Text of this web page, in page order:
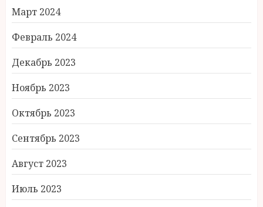
Март 2024
Февраль 2024
Декабрь 2023
Ноябрь 2023
Октябрь 2023
Сентябрь 2023
Август 2023
Июль 2023